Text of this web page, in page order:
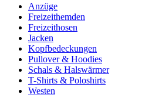
Anzüge
Freizeithemden
Freizeithosen
Jacken
Kopfbedeckungen
Pullover & Hoodies
Schals & Halswärmer
T-Shirts & Poloshirts
Westen